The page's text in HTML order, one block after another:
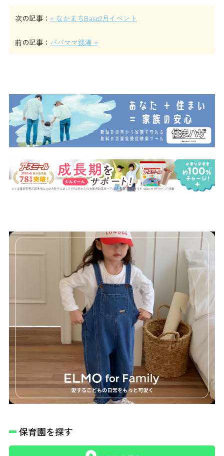
次の記事： « なかまちBase2月イベント
前の記事： パパママ銭湯 »
保育園を探す